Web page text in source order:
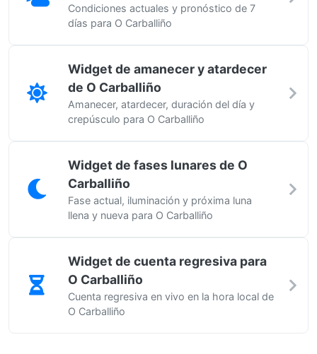
Condiciones actuales y pronóstico de 7
días para O Carballiño
Widget de amanecer y atardecer
de O Carballiño
Amanecer, atardecer, duración del día y
crepúsculo para O Carballiño
Widget de fases lunares de O
Carballiño
Fase actual, iluminación y próxima luna
llena y nueva para O Carballiño
Widget de cuenta regresiva para
O Carballiño
Cuenta regresiva en vivo en la hora local de
O Carballiño